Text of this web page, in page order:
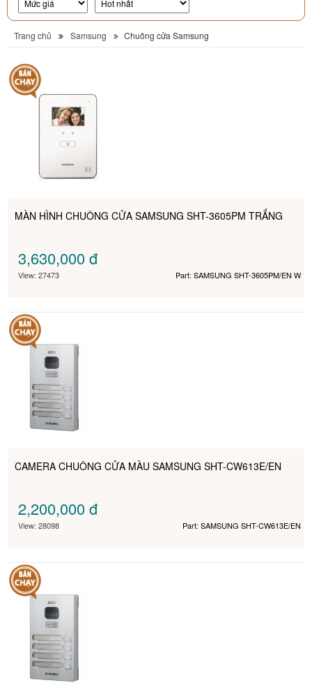
Trang chủ Samsung Chuông cửa Samsung
MÀN HÌNH CHUÔNG CỬA SAMSUNG SHT-3605PM TRẮNG
3,630,000đ
View: 27473 Part: SAMSUNG SHT-3605PM/EN W
CAMERA CHUÔNG CỬA MÀU SAMSUNG SHT-CW613E/EN
2,200,000đ
View: 28098 Part: SAMSUNG SHT-CW613E/EN